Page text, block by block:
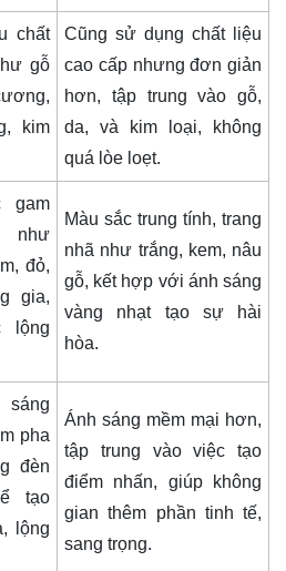
chất
gỗ
kim
Cũng sử dụng chất liệu
cao cấp nhưng đơn giản
hơn, tập trung vào gỗ,
da, và kim loại, không
quá lòe loẹt.
gam
như
đỏ,
gia,
lộng
Màu sắc trung tính, trang
nhã như trắng, kem, nâu
gỗ, kết hợp với ánh sáng
vàng nhạt tạo sự hài
hòa.
sáng
pha
đèn
tạo
lộng
Ánh sáng mềm mại hơn,
tập trung vào việc tạo
điểm nhấn, giúp không
gian thêm phần tinh tế,
sang trọng.